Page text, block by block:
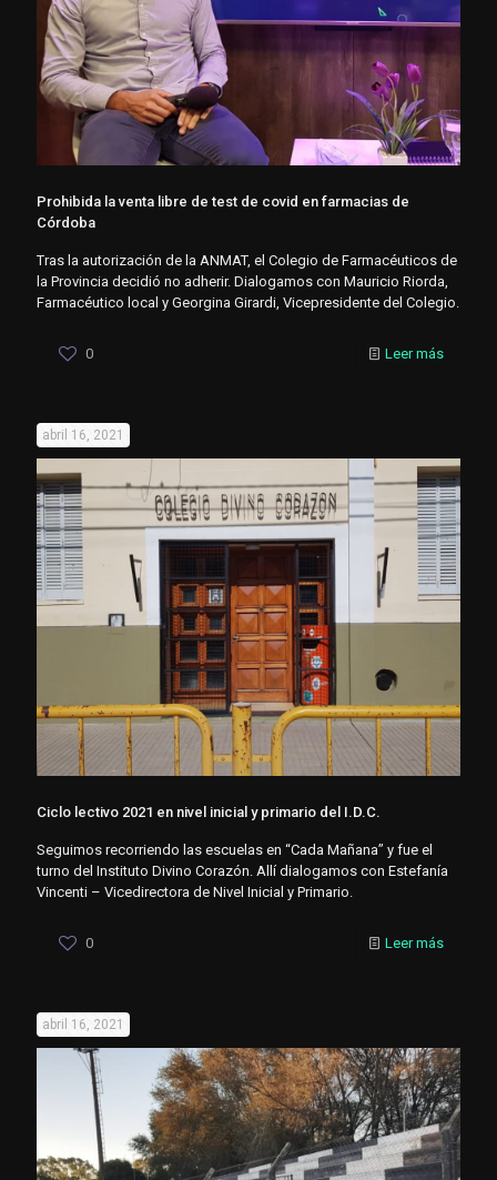
Prohibida la venta libre de test de covid en farmacias de
Córdoba
Tras la autorización de la ANMAT, el Colegio de Farmacéuticos de
la Provincia decidió no adherir. Dialogamos con Mauricio Riorda,
Farmacéutico local y Georgina Girardi, Vicepresidente del Colegio.
0 Leer más
abril 16, 2021
Ciclo lectivo 2021 en nivel inicial y primario del I.D.C.
Seguimos recorriendo las escuelas en “Cada Mañana” y fue el
turno del Instituto Divino Corazón. Allí dialogamos con Estefanía
Vincenti – Vicedirectora de Nivel Inicial y Primario.
0 Leer más
abril 16, 2021